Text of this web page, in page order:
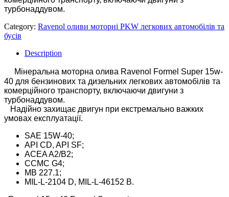
турбонаддувом.
Category: Ravenol оливи моторні PKW легкових автомобілів та
бусів
Description
Мінеральна моторна олива Ravenol Formel Super 15w-
40 для бензинових та дизельних легкових автомобілів та
комерційного транспорту, включаючи двигуни з
турбонаддувом.
Надійно захищає двигун при екстремально важких
умовах експлуатації.
SAE 15W-40;
API CD, API SF;
ACEA A2/B2;
CCMC G4;
MB 227.1;
MIL-L-2104 D, MIL-L-46152 B.